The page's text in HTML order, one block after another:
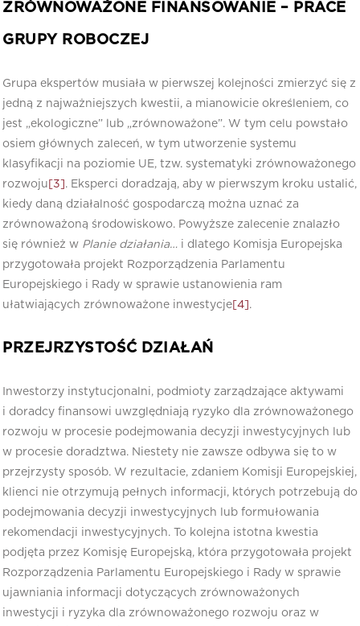
ZRÓWNOWAŻONE FINANSOWANIE – PRACE
GRUPY ROBOCZEJ
Grupa ekspertów musiała w pierwszej kolejności zmierzyć się z
jedną z najważniejszych kwestii, a mianowicie określeniem, co
jest „ekologiczne” lub „zrównoważone”. W tym celu powstało
osiem głównych zaleceń, w tym utworzenie systemu
klasyfikacji na poziomie UE, tzw. systematyki zrównoważonego
rozwoju [3] . Eksperci doradzają, aby w pierwszym kroku ustalić,
kiedy daną działalność gospodarczą można uznać za
zrównoważoną środowiskowo. Powyższe zalecenie znalazło
się również w Planie działania… i dlatego Komisja Europejska
przygotowała projekt Rozporządzenia Parlamentu
Europejskiego i Rady w sprawie ustanowienia ram
ułatwiających zrównoważone inwestycje[4] .
PRZEJRZYSTOŚĆ DZIAŁAŃ
Inwestorzy instytucjonalni, podmioty zarządzające aktywami
i doradcy finansowi uwzględniają ryzyko dla zrównoważonego
rozwoju w procesie podejmowania decyzji inwestycyjnych lub
w procesie doradztwa. Niestety nie zawsze odbywa się to w
przejrzysty sposób. W rezultacie, zdaniem Komisji Europejskiej,
klienci nie otrzymują pełnych informacji, których potrzebują do
podejmowania decyzji inwestycyjnych lub formułowania
rekomendacji inwestycyjnych. To kolejna istotna kwestia
podjęta przez Komisję Europejską, która przygotowała projekt
Rozporządzenia Parlamentu Europejskiego i Rady w sprawie
ujawniania informacji dotyczących zrównoważonych
inwestycji i ryzyka dla zrównoważonego rozwoju oraz w